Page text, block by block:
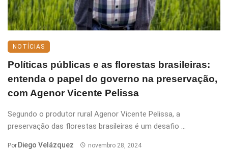
NOTÍCIAS
Políticas públicas e as florestas brasileiras:
entenda o papel do governo na preservação,
com Agenor Vicente Pelissa
Segundo o produtor rural Agenor Vicente Pelissa, a
preservação das florestas brasileiras é um desafio ...
Por Diego Velázquez novembro 28, 2024